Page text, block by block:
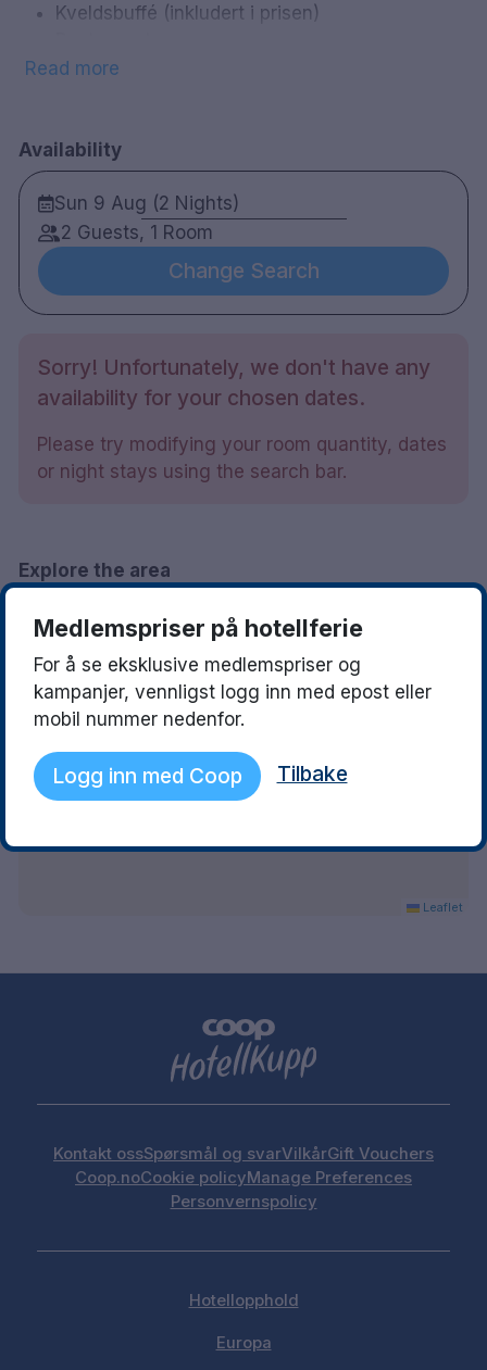
Kveldsbuffé (inkludert i prisen)
Bar
Hunder tillatt
Ekstra seng kan ordnes
Read more
Availability
Sun 9 Aug (2 Nights)
2 Guests, 1 Room
Change Search
Sorry! Unfortunately, we don't have any
availability for your chosen dates.
Please try modifying your room quantity, dates
or night stays using the search bar.
Explore the area
Show on Map
+
−
Leaflet
Medlemspriser på hotellferie
For å se eksklusive medlemspriser og
kampanjer, vennligst logg inn med epost eller
mobil nummer nedenfor.
Logg inn med Coop Tilbake
Kontakt ossSpørsmål og svarVilkårGift Vouchers
Coop.noCookie policyManage Preferences
Personvernspolicy
Hotellopphold
Europa